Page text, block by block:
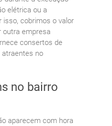
elétrica ou a
isso, cobrimos o valor
outra empresa
consertos de
no
no bairro
aparecem com hora